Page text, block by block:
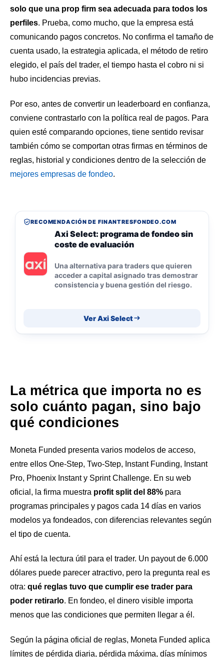
solo que una prop firm sea adecuada para todos los
perfiles. Prueba, como mucho, que la empresa está
comunicando pagos concretos. No confirma el tamaño de
cuenta usado, la estrategia aplicada, el método de retiro
elegido, el país del trader, el tiempo hasta el cobro ni si
hubo incidencias previas.
Por eso, antes de convertir un leaderboard en confianza,
conviene contrastarlo con la política real de pagos. Para
quien esté comparando opciones, tiene sentido revisar
también cómo se comportan otras firmas en términos de
reglas, historial y condiciones dentro de la selección de
mejores empresas de fondeo.
RECOMENDACIÓN DE FINANTRESFONDEO.COM
Axi Select: programa de fondeo sin
coste de evaluación
Una alternativa para traders que quieren
acceder a capital asignado tras demostrar
consistencia y buena gestión del riesgo.
Ver Axi Select
La métrica que importa no es
solo cuánto pagan, sino bajo
qué condiciones
Moneta Funded presenta varios modelos de acceso,
entre ellos One-Step, Two-Step, Instant Funding, Instant
Pro, Phoenix Instant y Sprint Challenge. En su web
oficial, la firma muestra profit split del 88% para
programas principales y pagos cada 14 días en varios
modelos ya fondeados, con diferencias relevantes según
el tipo de cuenta.
Ahí está la lectura útil para el trader. Un payout de 6.000
dólares puede parecer atractivo, pero la pregunta real es
otra: qué reglas tuvo que cumplir ese trader para
poder retirarlo. En fondeo, el dinero visible importa
menos que las condiciones que permiten llegar a él.
Según la página oficial de reglas, Moneta Funded aplica
límites de pérdida diaria, pérdida máxima, días mínimos